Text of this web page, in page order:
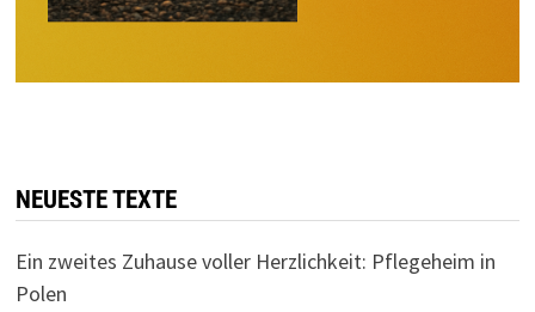
NEUESTE TEXTE
Ein zweites Zuhause voller Herzlichkeit: Pflegeheim in
Polen